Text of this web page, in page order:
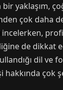
yaklaşım,
çok daha
incelerken,
de dikkat
dil ve
hakkında çok